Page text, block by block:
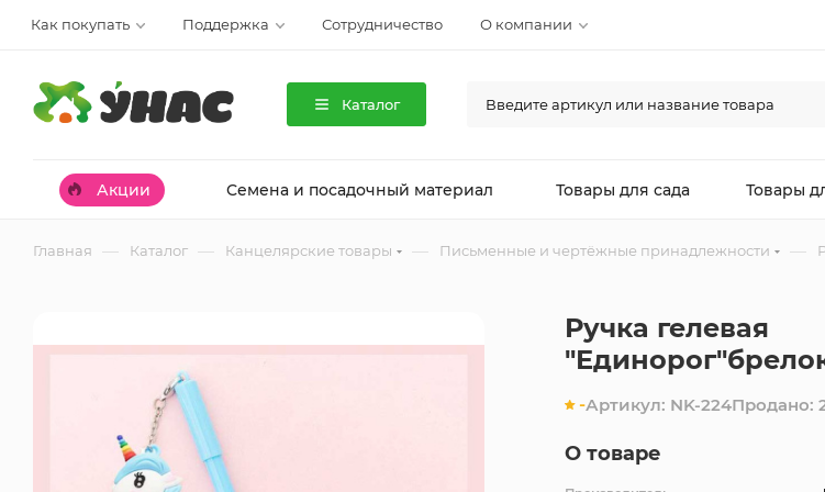
Как покупать Поддержка Сотрудничество О компании
Каталог
Акции Семена и посадочный материал Товары для сада Товары
Главная — Каталог — Канцелярские товары — Письменные и чертёжные принадлежности —
Ручка гелевая
-Артикул: NK-224Продано:
О товаре